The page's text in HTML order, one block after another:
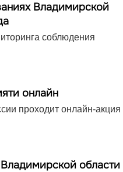
Владимирской
соблюдения
онлайн
проходит онлайн-акция
области